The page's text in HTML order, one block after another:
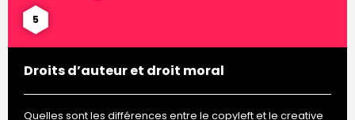
5
Droits d’auteur et droit moral
Quelles sont les différences entre le copyleft et le creative